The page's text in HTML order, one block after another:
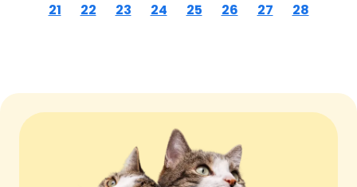
21 22 23 24 25 26 27 28